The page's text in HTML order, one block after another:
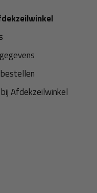
Afdekzeilwinkel